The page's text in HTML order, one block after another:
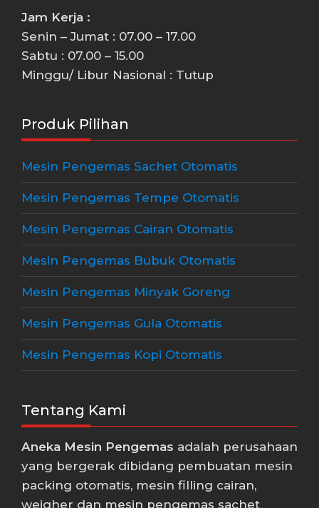
Jam Kerja :
Senin – Jumat : 07.00 – 17.00
Sabtu : 07.00 – 15.00
Minggu/ Libur Nasional : Tutup
Produk Pilihan
Mesin Pengemas Sachet Otomatis
Mesin Pengemas Tempe Otomatis
Mesin Pengemas Cairan Otomatis
Mesin Pengemas Bubuk Otomatis
Mesin Pengemas Minyak Goreng
Mesin Pengemas Gula Otomatis
Mesin Pengemas Kopi Otomatis
Tentang Kami
Aneka Mesin Pengemas adalah perusahaan
yang bergerak dibidang pembuatan mesin
packing otomatis, mesin filling cairan,
weigher dan mesin pengemas sachet